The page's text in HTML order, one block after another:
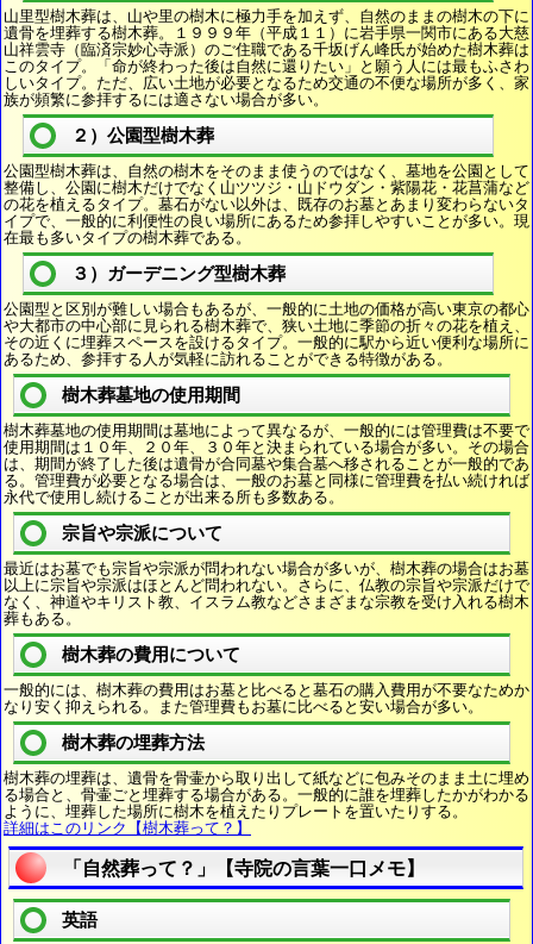
山里型樹木葬は、山や里の樹木に極力手を加えず、自然のままの樹木の下に
遺骨を埋葬する樹木葬。１９９９年（平成１１）に岩手県一関市にある大慈
山祥雲寺（臨済宗妙心寺派）のご住職である千坂げん峰氏が始めた樹木葬は
このタイプ。「命が終わった後は自然に還りたい」と願う人には最もふさわ
しいタイプ。ただ、広い土地が必要となるため交通の不便な場所が多く、家
族が頻繁に参拝するには適さない場合が多い。
２）公園型樹木葬
公園型樹木葬は、自然の樹木をそのまま使うのではなく、墓地を公園として
整備し、公園に樹木だけでなく山ツツジ・山ドウダン・紫陽花・花菖蒲など
の花を植えるタイプ。墓石がない以外は、既存のお墓とあまり変わらないタ
イプで、一般的に利便性の良い場所にあるため参拝しやすいことが多い。現
在最も多いタイプの樹木葬である。
３）ガーデニング型樹木葬
公園型と区別が難しい場合もあるが、一般的に土地の価格が高い東京の都心
や大都市の中心部に見られる樹木葬で、狭い土地に季節の折々の花を植え、
その近くに埋葬スペースを設けるタイプ。一般的に駅から近い便利な場所に
あるため、参拝する人が気軽に訪れることができる特徴がある。
樹木葬墓地の使用期間
樹木葬墓地の使用期間は墓地によって異なるが、一般的には管理費は不要で
使用期間は１０年、２０年、３０年と決まられている場合が多い。その場合
は、期間が終了した後は遺骨が合同墓や集合墓へ移されることが一般的であ
る。管理費が必要となる場合は、一般のお墓と同様に管理費を払い続ければ
永代で使用し続けることが出来る所も多数ある。
宗旨や宗派について
最近はお墓でも宗旨や宗派が問われない場合が多いが、樹木葬の場合はお墓
以上に宗旨や宗派はほとんど問われない。さらに、仏教の宗旨や宗派だけで
なく、神道やキリスト教、イスラム教などさまざまな宗教を受け入れる樹木
葬もある。
樹木葬の費用について
一般的には、樹木葬の費用はお墓と比べると墓石の購入費用が不要なためか
なり安く抑えられる。また管理費もお墓に比べると安い場合が多い。
樹木葬の埋葬方法
樹木葬の埋葬は、遺骨を骨壷から取り出して紙などに包みそのまま土に埋め
る場合と、骨壷ごと埋葬する場合がある。一般的に誰を埋葬したかがわかる
ように、埋葬した場所に樹木を植えたりプレートを置いたりする。
詳細はこのリンク【樹木葬って？】
「自然葬って？」【寺院の言葉一口メモ】
英語